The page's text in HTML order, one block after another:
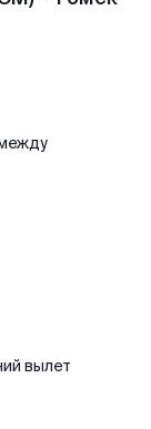
вылет